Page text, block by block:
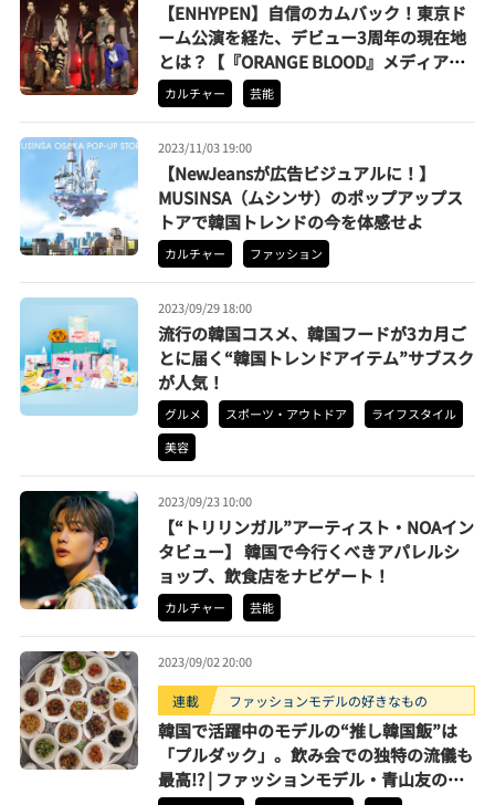
【ENHYPEN】自信のカムバック！東京ド
ーム公演を経た、デビュー3周年の現在地
とは？【『ORANGE BLOOD』メディアシ
ョーケースをレポート】
カルチャー 芸能
2023/11/03 19:00
【NewJeansが広告ビジュアルに！】
MUSINSA（ムシンサ）のポップアップス
トアで韓国トレンドの今を体感せよ
カルチャー ファッション
2023/09/29 18:00
流行の韓国コスメ、韓国フードが3カ月ご
とに届く“韓国トレンドアイテム”サブスク
が人気！
グルメ スポーツ・アウトドア
ライフスタイル
美容
2023/09/23 10:00
【“トリリンガル”アーティスト・NOAイン
タビュー】 韓国で今行くべきアパレルシ
ョップ、飲食店をナビゲート！
カルチャー 芸能
2023/09/02 20:00
連載 ファッションモデルの好きなもの
韓国で活躍中のモデルの“推し韓国飯”は
「プルダック」。飲み会での独特の流儀も
最高!? | ファッションモデル・青山友の好